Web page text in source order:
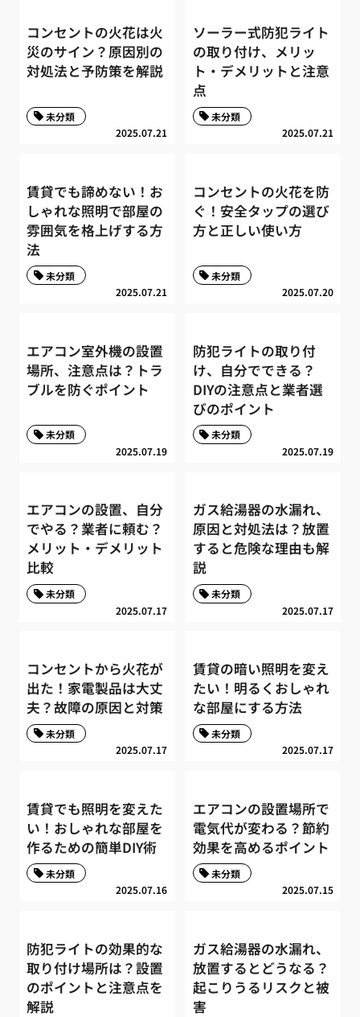
コンセントの火花は火
災のサイン？原因別の
対処法と予防策を解説
2025.07.21
未分類
ソーラー式防犯ライト
の取り付け、メリッ
ト・デメリットと注意
点
2025.07.21
未分類
賃貸でも諦めない！お
しゃれな照明で部屋の
雰囲気を格上げする方
法
2025.07.21
未分類
コンセントの火花を防
ぐ！安全タップの選び
方と正しい使い方
2025.07.20
未分類
エアコン室外機の設置
場所、注意点は？トラ
ブルを防ぐポイント
2025.07.19
未分類
防犯ライトの取り付
け、自分でできる？
DIYの注意点と業者選
びのポイント
2025.07.19
未分類
エアコンの設置、自分
でやる？業者に頼む？
メリット・デメリット
比較
2025.07.17
未分類
ガス給湯器の水漏れ、
原因と対処法は？放置
すると危険な理由も解
説
2025.07.17
未分類
コンセントから火花が
出た！家電製品は大丈
夫？故障の原因と対策
2025.07.17
未分類
賃貸の暗い照明を変え
たい！明るくおしゃれ
な部屋にする方法
2025.07.17
未分類
賃貸でも照明を変えた
い！おしゃれな部屋を
作るための簡単DIY術
2025.07.16
未分類
エアコンの設置場所で
電気代が変わる？節約
効果を高めるポイント
2025.07.15
未分類
防犯ライトの効果的な
取り付け場所は？設置
のポイントと注意点を
解説
ガス給湯器の水漏れ、
放置するとどうなる？
起こりうるリスクと被
害